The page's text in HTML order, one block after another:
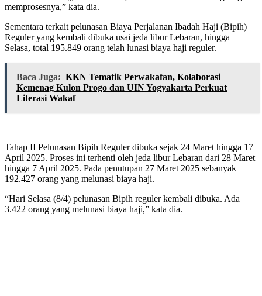
memprosesnya,” kata dia.
Sementara terkait pelunasan Biaya Perjalanan Ibadah Haji (Bipih)
Reguler yang kembali dibuka usai jeda libur Lebaran, hingga
Selasa, total 195.849 orang telah lunasi biaya haji reguler.
Baca Juga: KKN Tematik Perwakafan, Kolaborasi
Kemenag Kulon Progo dan UIN Yogyakarta Perkuat
Literasi Wakaf
Tahap II Pelunasan Bipih Reguler dibuka sejak 24 Maret hingga 17
April 2025. Proses ini terhenti oleh jeda libur Lebaran dari 28 Maret
hingga 7 April 2025. Pada penutupan 27 Maret 2025 sebanyak
192.427 orang yang melunasi biaya haji.
“Hari Selasa (8/4) pelunasan Bipih reguler kembali dibuka. Ada
3.422 orang yang melunasi biaya haji,” kata dia.